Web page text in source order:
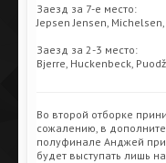
Заезд за 7-е место:
Jepsen Jensen,
Заезд за 2-3 место:
Bjerre, Huckenbeck,
Во второй отборке
сожалению, в
полуфинале Анджей
будет выступать лишь